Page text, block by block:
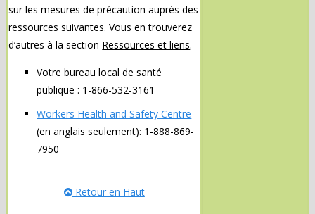
sur les mesures de précaution auprès des
ressources suivantes. Vous en trouverez
d’autres à la section Ressources et liens.
Votre bureau local de santé
publique : 1-866-532-3161
Workers Health and Safety Centre
(en anglais seulement): 1-888-869-
7950
Retour en Haut